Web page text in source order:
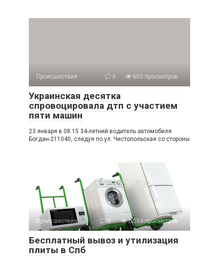
Происшествия 0 660 просмотров
Украинская десятка
спровоцировала дтп с участием
пяти машин
23 января в 08.15 34-летний водитель автомобиля
Богдан-211040, следуя по ул. Чистопольская со стороны
Происшествия 0 2 004 просмотров
Бесплатный вывоз и утилизация
плиты в Спб